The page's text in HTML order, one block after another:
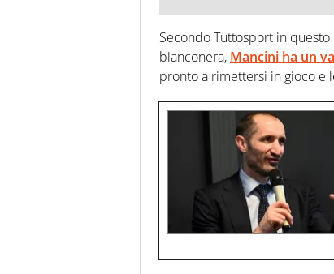
Secondo Tuttosport in
bianconera, Mancini ha un
pronto a rimettersi in gioco e